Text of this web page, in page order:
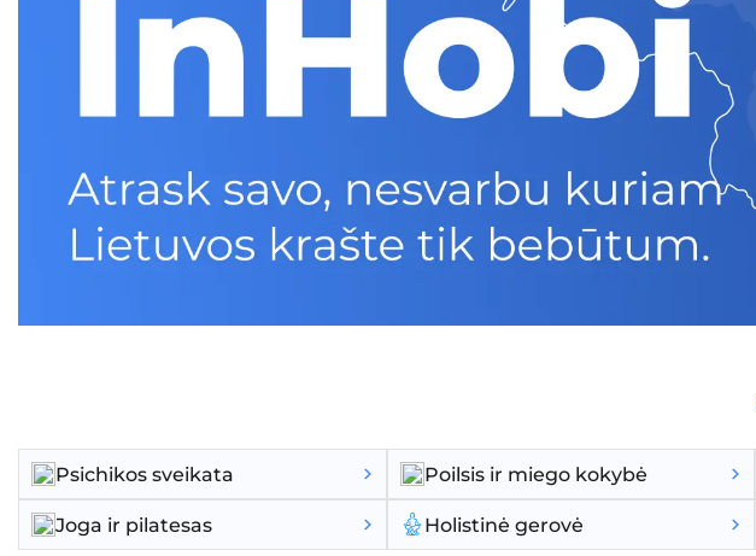
Psichikos sveikata Poilsis ir miego kokybė
Joga ir pilatesas Holistinė gerovė